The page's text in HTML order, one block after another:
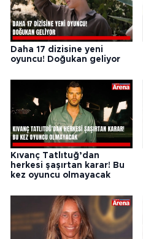
Daha 17 dizisine yeni
oyuncu! Doğukan geliyor
Kıvanç Tatlıtuğ’dan
herkesi şaşırtan karar! Bu
kez oyuncu olmayacak